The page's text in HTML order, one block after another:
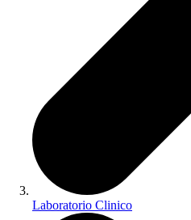
Laboratorio Clinico